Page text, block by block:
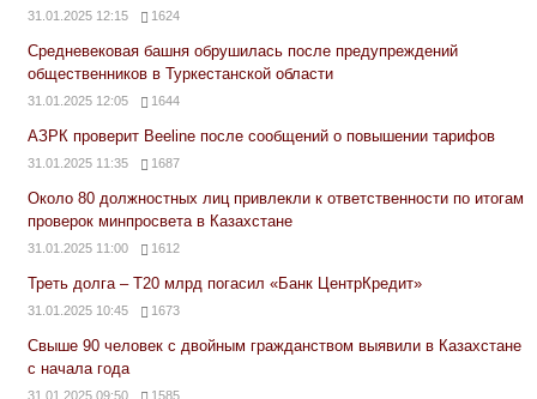
31.01.2025 12:15 1624
Средневековая башня обрушилась после предупреждений
общественников в Туркестанской области
31.01.2025 12:05 1644
АЗРК проверит Beeline после сообщений о повышении тарифов
31.01.2025 11:35 1687
Около 80 должностных лиц привлекли к ответственности по итогам
проверок минпросвета в Казахстане
31.01.2025 11:00 1612
Треть долга – Т20 млрд погасил «Банк ЦентрКредит»
31.01.2025 10:45 1673
Свыше 90 человек с двойным гражданством выявили в Казахстане
с начала года
31.01.2025 09:50 1585